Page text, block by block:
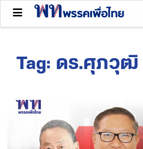
Tag: ดร.ศุภวุฒิ